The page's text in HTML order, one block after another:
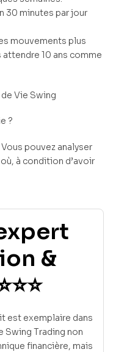
30 minutes par jour
mouvements plus
attendre 10 ans comme
Vie Swing
?
pouvez analyser
à condition d’avoir
&
est exemplaire dans
Swing Trading non
financière, mais